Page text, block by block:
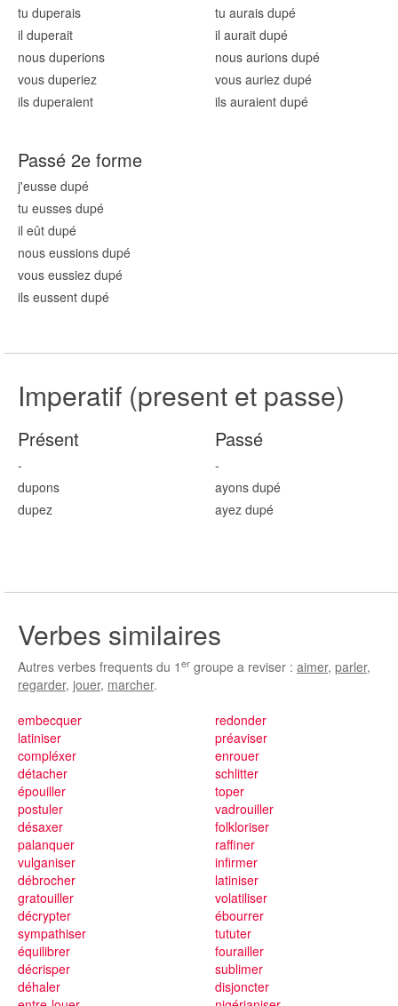
tu duperais
il duperait
nous duperions
vous duperiez
ils duperaient
tu aurais dupé
il aurait dupé
nous aurions dupé
vous auriez dupé
ils auraient dupé
Passé 2e forme
j'eusse dupé
tu eusses dupé
il eût dupé
nous eussions dupé
vous eussiez dupé
ils eussent dupé
Imperatif (present et passe)
Présent
-
dupons
dupez
Passé
-
ayons dupé
ayez dupé
Verbes similaires
Autres verbes frequents du 1 er groupe a reviser : aimer, parler,
regarder, jouer, marcher.
embecquer
latiniser
compléxer
détacher
épouiller
postuler
désaxer
palanquer
vulganiser
redonder
préaviser
enrouer
schlitter
toper
vadrouiller
folkloriser
raffiner
infirmer
débrocher
gratouiller
décrypter
sympathiser
équilibrer
décrisper
déhaler
latiniser
volatiliser
ébourrer
tututer
fourailler
sublimer
disjoncter